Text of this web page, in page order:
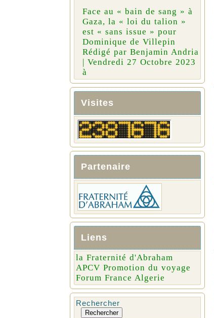
Face au « bain de sang » à
Gaza, la « loi du talion »
est « sans issue » pour
Dominique de Villepin
Rédigé par Benjamin Andria
| Vendredi 27 Octobre 2023
à
Visites
Partenaire
Liens
la Fraternité d'Abraham
APCV Promotion du voyage
Forum France Algerie
Rechercher
Rechercher